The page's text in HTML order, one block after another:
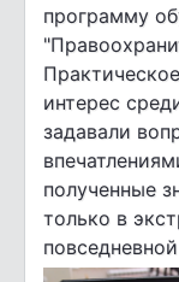
программу
интерес
задавали
полученные
только в